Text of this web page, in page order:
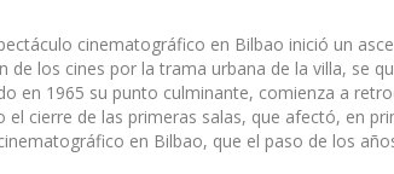
cinematográfico en Bilbao inició un
de los cines por la trama urbana de la villa, se
en 1965 su punto culminante, comienza a
cierre de las primeras salas, que afectó, en
en Bilbao, que el paso de los